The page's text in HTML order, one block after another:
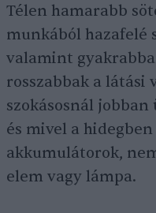
Télen hamarabb
munkából hazafelé
valamint
rosszabbak a látási
szokásosnál jobban
és mivel a
akkumulátorok,
elem vagy lámpa.